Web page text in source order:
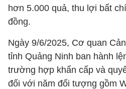
hơn 5.000 quả, thu lợi bất
đồng.
Ngày 9/6/2025, Cơ quan
tỉnh Quảng Ninh ban hành
trường hợp khẩn cấp và
đối với năm đối tượng gồm